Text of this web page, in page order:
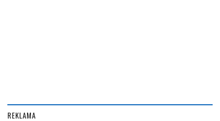
REKLAMA